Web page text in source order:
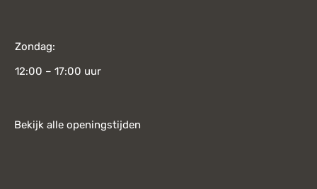
Zondag:
12:00 – 17:00 uur
Bekijk alle openingstijden